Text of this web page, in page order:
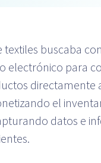
textiles buscaba
electrónico para
directamente
el
datos e